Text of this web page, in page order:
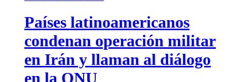
Países latinoamericanos
condenan operación militar
en Irán y llaman al diálogo
en la ONU